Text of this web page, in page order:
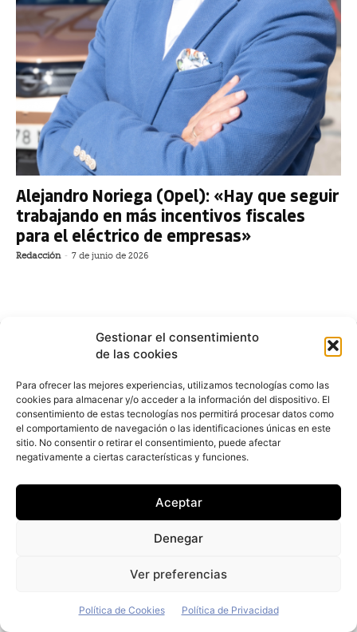
Gestionar el consentimiento
de las cookies
Para ofrecer las mejores experiencias, utilizamos tecnologías como las
cookies para almacenar y/o acceder a la información del dispositivo. El
consentimiento de estas tecnologías nos permitirá procesar datos como
el comportamiento de navegación o las identificaciones únicas en este
sitio. No consentir o retirar el consentimiento, puede afectar
negativamente a ciertas características y funciones.
Aceptar
Denegar
Ver preferencias
Política de Cookies Política de Privacidad
Alejandro Noriega (Opel): «Hay que seguir
trabajando en más incentivos fiscales
para el eléctrico de empresas»
Redacción - 7 de junio de 2026